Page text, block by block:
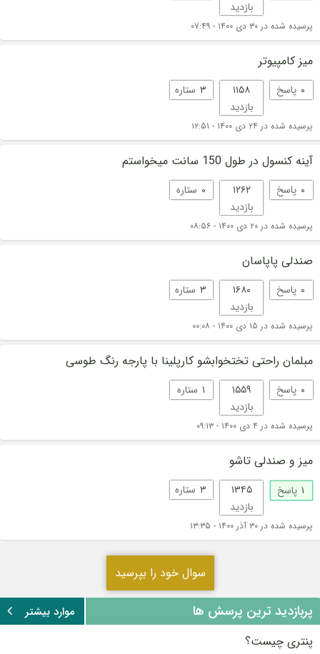
بازدید
پرسیده شده در ۳۰ دی ۱۴۰۰ - ۰۷:۴۹
میز کامپیوتر
پاسخ
۱۱۵۸
بازدید
ستاره
پرسیده شده در ۲۴ دی ۱۴۰۰ - ۱۲:۵۱
آینه کنسول در طول 150 سانت میخواستم
پاسخ
۱۲۶۲
بازدید
ستاره
پرسیده شده در ۲۰ دی ۱۴۰۰ - ۰۸:۵۶
صندلی پاپاسان
پاسخ
۱۶۸۰
بازدید
ستاره
پرسیده شده در ۱۵ دی ۱۴۰۰ - ۰۰:۰۸
مبلمان راحتی تختخوابشو کارپلینا با پارجه رنگ طوسی
پاسخ
۱۵۵۹
بازدید
ستاره
پرسیده شده در ۴ دی ۱۴۰۰ - ۰۹:۱۳
میز و صندلی تاشو
پاسخ
۱۳۴۵
بازدید
ستاره
پرسیده شده در ۳۰ آذر ۱۴۰۰ - ۱۳:۳۵
سوال خود را بپرسید
پربازدید ترین پرسش ها موارد بیشتر
پنتری چیست؟